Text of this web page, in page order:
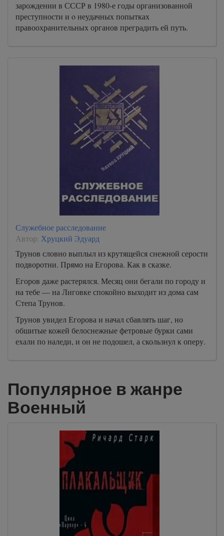
зарождении в СССР в 1980-е годы организованной
преступности и o неудачных попытках
правоохранительных органов преградить ей путь.
Служебное расследование
Автор: Хруцкий Эдуард
Трунов словно выплыл из крутящейся снежной серости
подворотни. Прямо на Егорова. Как в сказке.
Егоров даже растерялся. Месяц они бегали по городу и
на тебе — на Лиговке спокойно выходит из дома сам
Степа Трунов.
Трунов увидел Егорова и начал сбавлять шаг, но
обшитые кожей белоснежные фетровые бурки сами
ехали по наледи, и он не подошел, а скользнул к оперу.
Популярное в жанре
Военный